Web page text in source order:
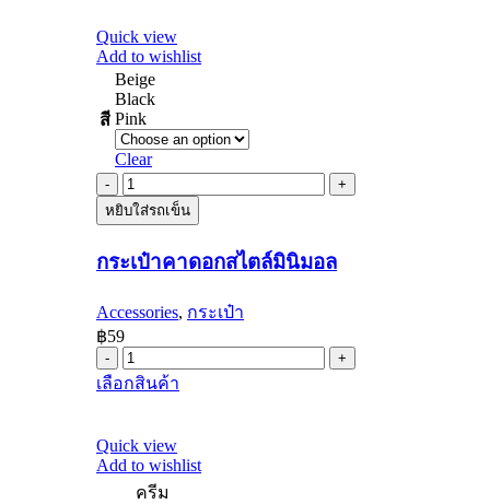
quantity variants.
The
be
chosen
product
page
Quick view
Add to wishlist
สี
Beige
Black
Pink
Clear
กระเป๋า
คาด
สไตล์
นิ
มอล
quantity
หยิบใส่รถเข็น
กระเป๋าคาดอกสไตล์มินิมอล
Accessories, กระเป๋า
฿59
กระเป๋า
คาด
สไตล์
มิ
เลือกสินค้า
product
variants.
The
Quick view
Add to wishlist
ครีม